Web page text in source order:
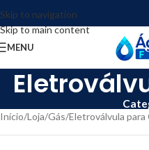
Skip to navigation
Skip to main content
MENU
Início Loja Gás Eletroválvula para